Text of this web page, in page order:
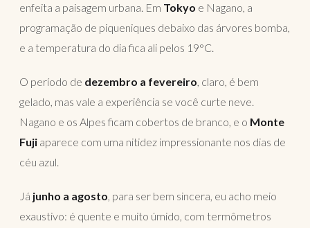
enfeita a paisagem urbana. Em Tokyo e Nagano, a
programação de piqueniques debaixo das árvores bomba,
e a temperatura do dia fica ali pelos 19°C.
O período de dezembro a fevereiro, claro, é bem
gelado, mas vale a experiência se você curte neve.
Nagano e os Alpes ficam cobertos de branco, e o Monte
Fuji aparece com uma nitidez impressionante nos dias de
céu azul.
Já junho a agosto, para ser bem sincera, eu acho meio
exaustivo: é quente e muito úmido, com termômetros